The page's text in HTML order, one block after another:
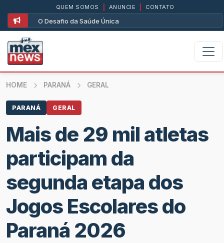
O Desafio da Saúde Única
QUEM SOMOS ANUNCIE CONTATO
HOME PARANÁ GERAL
PARANÁ GERAL
Mais de 29 mil atletas
participam da
segunda etapa dos
Jogos Escolares do
Paraná 2026